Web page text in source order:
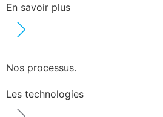
En savoir plus
Nos processus.
Les technologies